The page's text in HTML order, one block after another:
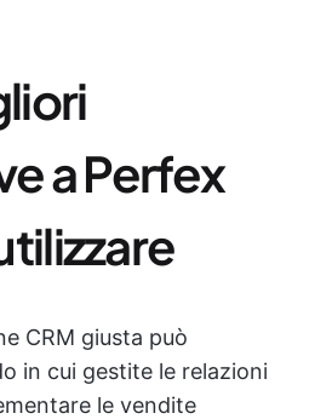
a Perfex
CRM giusta può
in cui gestite le relazioni
le vendite